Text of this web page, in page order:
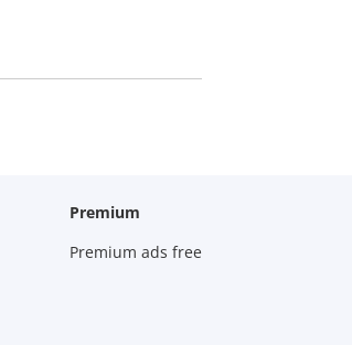
Premium
Premium ads free